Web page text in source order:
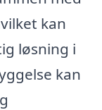
kan
løsning i
kan